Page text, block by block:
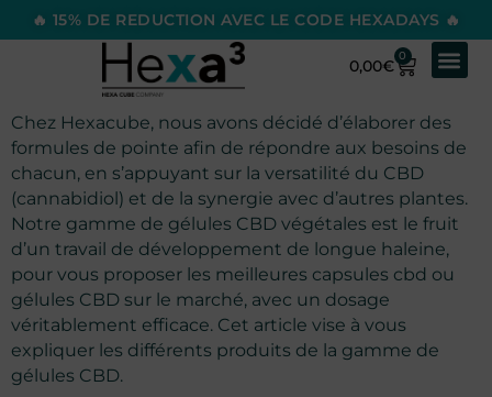
🔥 15% DE REDUCTION AVEC LE CODE HEXADAYS 🔥
0,00€
0
Chez Hexacube, nous avons décidé d’élaborer des
formules de pointe afin de répondre aux besoins de
chacun, en s’appuyant sur la versatilité du CBD
(cannabidiol) et de la synergie avec d’autres plantes.
Notre gamme de gélules CBD végétales est le fruit
d’un travail de développement de longue haleine,
pour vous proposer les meilleures capsules cbd ou
gélules CBD sur le marché, avec un dosage
véritablement efficace. Cet article vise à vous
expliquer les différents produits de la gamme de
gélules CBD.